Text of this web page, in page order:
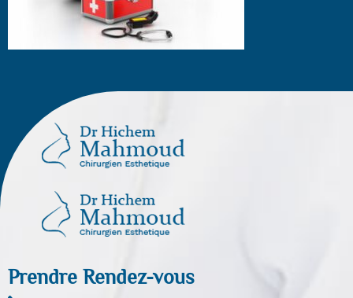
Prendre Rendez-vous